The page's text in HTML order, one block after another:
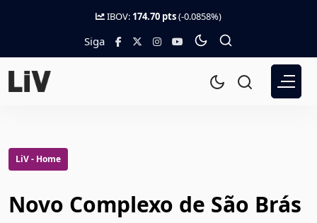
IBOV: 174.70 pts(-0.0858%)
Siga
LiV - Home
Novo Complexo de São Brás